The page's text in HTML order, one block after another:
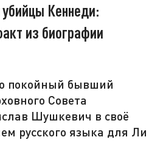
Кеннеди:
из биографии
покойный бывший
Совета
Шушкевич в своё
русского языка для Ли